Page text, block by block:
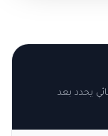
يحدد بعد